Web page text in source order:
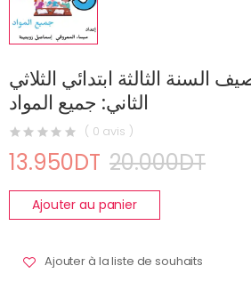
السنة الثالثة ابتدائي الثلاثي
الثاني: جميع المواد
( 0 avis )
13.950DT 20.000DT
Ajouter au panier
Ajouter à la liste de souhaits